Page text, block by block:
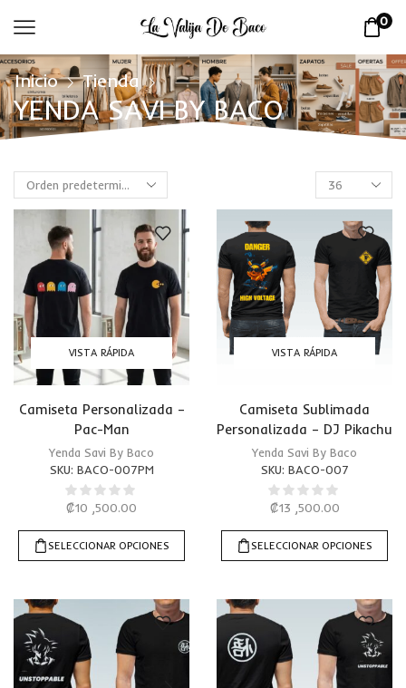
0
Inicio Tienda
YENDA SAVI BY BACO
VISTA RÁPIDA
Camiseta Personalizada –
Pac-Man
Yenda Savi By Baco
SKU: BACO-007PM
₡10 ,500.00
SELECCIONAR OPCIONES
VISTA RÁPIDA
Camiseta Sublimada
Personalizada – DJ Pikachu
Yenda Savi By Baco
SKU: BACO-007
₡13 ,500.00
SELECCIONAR OPCIONES